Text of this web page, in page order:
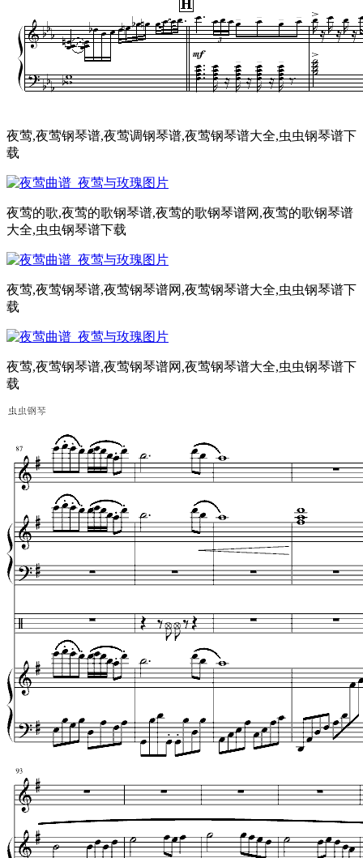
夜莺,夜莺钢琴谱,夜莺调钢琴谱,夜莺钢琴谱大全,虫虫钢琴谱下
载
夜莺的歌,夜莺的歌钢琴谱,夜莺的歌钢琴谱网,夜莺的歌钢琴谱
大全,虫虫钢琴谱下载
夜莺,夜莺钢琴谱,夜莺钢琴谱网,夜莺钢琴谱大全,虫虫钢琴谱下
载
夜莺,夜莺钢琴谱,夜莺钢琴谱网,夜莺钢琴谱大全,虫虫钢琴谱下
载